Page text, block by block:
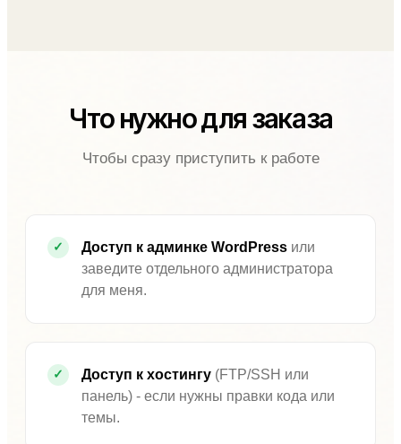
Что нужно для заказа
Чтобы сразу приступить к работе
Доступ к админке WordPress или
заведите отдельного администратора
для меня.
Доступ к хостингу (FTP/SSH или
панель) - если нужны правки кода или
темы.